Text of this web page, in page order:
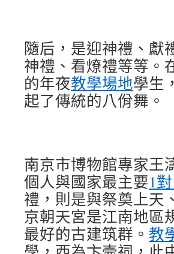
隨后，是迎神禮、獻
神禮、看燎禮等等。
的年夜教學場地學生
起了傳統的八佾舞。
南京市博物館專家王
個人與國家最主要1
禮，則是與祭奠上天
京朝天宮是江南地區
最好的古建筑群。 教